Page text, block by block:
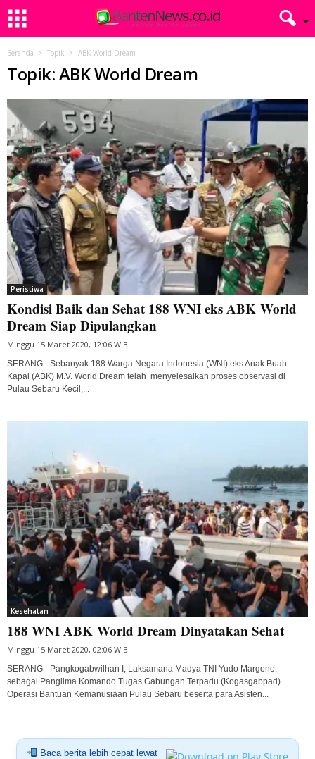
Beranda Topik ABK World Dream
Topik: ABK World Dream
Peristiwa
Kondisi Baik dan Sehat 188 WNI eks ABK World
Dream Siap Dipulangkan
Minggu 15 Maret 2020, 12:06 WIB
SERANG - Sebanyak 188 Warga Negara Indonesia (WNI) eks Anak Buah
Kapal (ABK) M.V. World Dream telah menyelesaikan proses observasi di
Pulau Sebaru Kecil,...
Kesehatan
188 WNI ABK World Dream Dinyatakan Sehat
Minggu 15 Maret 2020, 02:06 WIB
SERANG - Pangkogabwilhan I, Laksamana Madya TNI Yudo Margono,
sebagai Panglima Komando Tugas Gabungan Terpadu (Kogasgabpad)
Operasi Bantuan Kemanusiaan Pulau Sebaru beserta para Asisten...
Baca berita lebih cepat lewat